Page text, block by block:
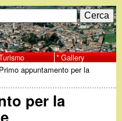
Gallery
Primo appuntamento per la
per la